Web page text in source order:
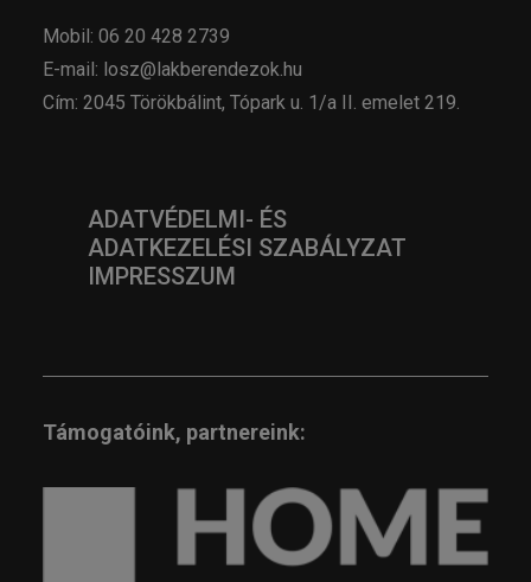
Mobil: 06 20 428 2739
E-mail: losz@lakberendezok.hu
Cím: 2045 Törökbálint, Tópark u. 1/a II. emelet 219.
ADATVÉDELMI- ÉS
ADATKEZELÉSI SZABÁLYZAT
IMPRESSZUM
Támogatóink, partnereink: